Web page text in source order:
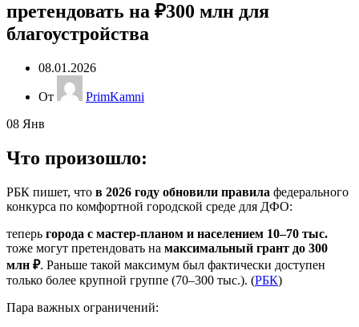
претендовать на ₽300 млн для
благоустройства
08.01.2026
От
PrimKamni
08 Янв
Что произошло:
РБК пишет, что в 2026 году обновили правила федерального
конкурса по комфортной городской среде для ДФО:
теперь города с мастер-планом и населением 10–70 тыс.
тоже могут претендовать на максимальный грант до 300
млн ₽. Раньше такой максимум был фактически доступен
только более крупной группе (70–300 тыс.). (РБК)
Пара важных ограничений: